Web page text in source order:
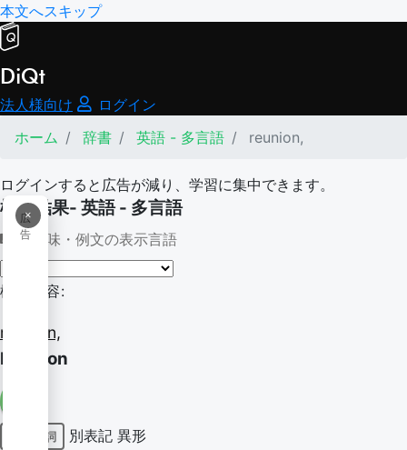
本文へスキップ
DiQt
法人様向け
ログイン
ホーム
辞書 英語 - 多言語 reunion,
ログインすると広告が減り、学習に集中できます。
×
広
告
検索結果- 英語 - 多言語
意味・例文の表示言語
検索内容:
reunion,
Reunion
固有名詞 別表記 異形